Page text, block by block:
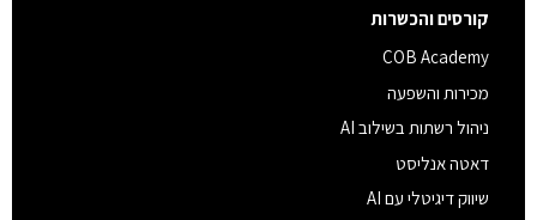
קורסים והכשרות
COB Academy
מכירות והשפעה
ניהול רשתות בשילוב AI
דאטה אנליסט
שיווק דיגיטלי עם AI